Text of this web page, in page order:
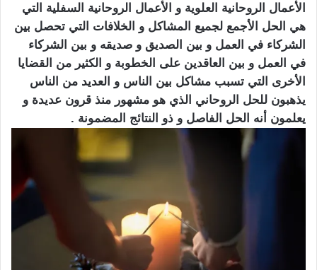
الأعمال الروحانية العلوية و الأعمال الروحانية السفلية التي
هي الحل الأجمع لجميع المشاكل و الخلافات التي تحصل بين
الشركاء في العمل و بين الصديق و صديقه و بين الشركاء
في العمل و بين العاقدين على الخطوبة و الكثير من القضايا
الأخرى التي تسبب مشاكل بين الناس و العديد من الناس
يذهبون للحل الروحاني الذي هو مشهور منذ قرون عديدة و
يعلمون أنه الحل الفاصل و ذو النتائج المضمونة .